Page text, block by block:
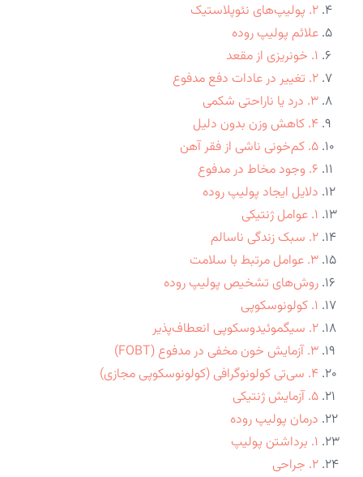
۲. پولیپ‌های نئوپلاستیک
علائم پولیپ روده
۱. خونریزی از مقعد
۲. تغییر در عادات دفع مدفوع
۳. درد یا ناراحتی شکمی
۴. کاهش وزن بدون دلیل
۵. کم‌خونی ناشی از فقر آهن
۶. وجود مخاط در مدفوع
دلایل ایجاد پولیپ روده
۱. عوامل ژنتیکی
۲. سبک زندگی ناسالم
۳. عوامل مرتبط با سلامت
روش‌های تشخیص پولیپ روده
۱. کولونوسکوپی
۲. سیگموئیدوسکوپی انعطاف‌پذیر
۳. آزمایش خون مخفی در مدفوع (FOBT)
۴. سی‌تی کولونوگرافی (کولونوسکوپی مجازی)
۵. آزمایش ژنتیکی
درمان پولیپ روده
۱. برداشتن پولیپ
۲. جراحی